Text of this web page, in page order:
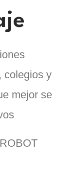
colegios y
mejor se